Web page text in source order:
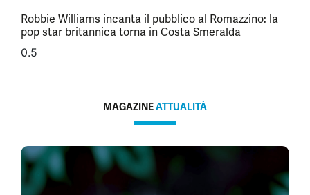
Robbie Williams incanta il pubblico al Romazzino: la
pop star britannica torna in Costa Smeralda
MAGAZINEATTUALITÀ